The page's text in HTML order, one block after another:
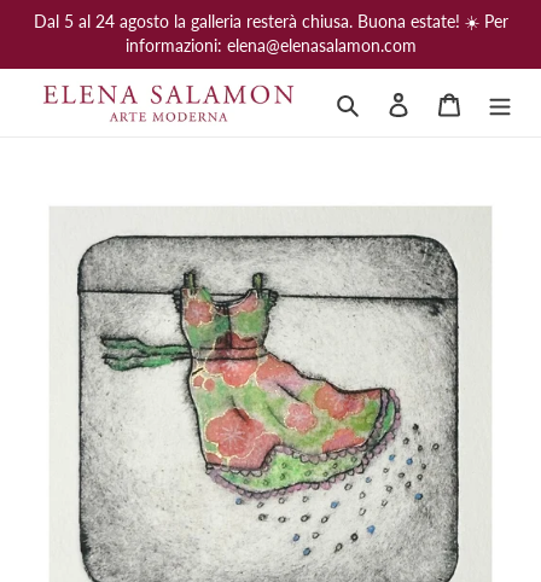
ai
contenuti
Dal 5 al 24 agosto la galleria resterà chiusa. Buona estate! ☀️ Per
informazioni: elena@elenasalamon.com
Cerca Accedi Carrello